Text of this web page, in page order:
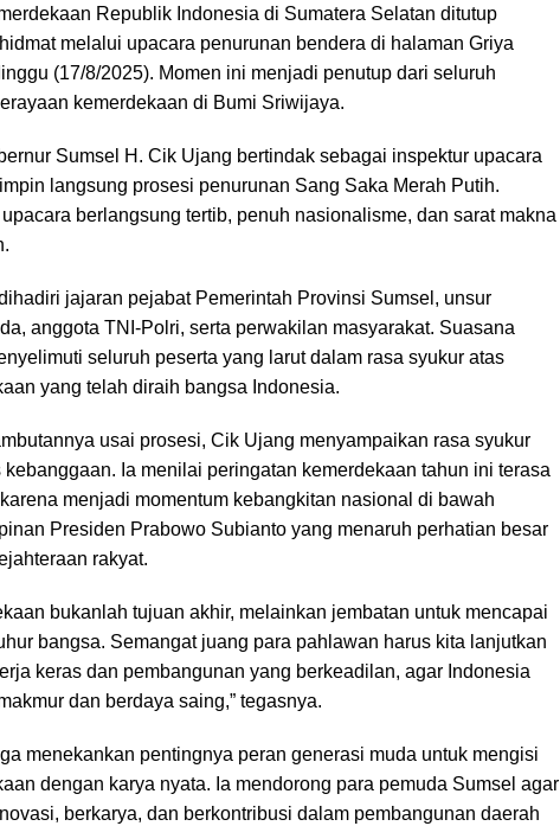
Republik Indonesia di Sumatera Selatan ditutup
melalui upacara penurunan bendera di halaman Griya
(17/8/2025). Momen ini menjadi penutup dari seluruh
kemerdekaan di Bumi Sriwijaya.
Sumsel H. Cik Ujang bertindak sebagai inspektur upacara
langsung prosesi penurunan Sang Saka Merah Putih.
berlangsung tertib, penuh nasionalisme, dan sarat makna
jajaran pejabat Pemerintah Provinsi Sumsel, unsur
anggota TNI-Polri, serta perwakilan masyarakat. Suasana
seluruh peserta yang larut dalam rasa syukur atas
yang telah diraih bangsa Indonesia.
usai prosesi, Cik Ujang menyampaikan rasa syukur
Ia menilai peringatan kemerdekaan tahun ini terasa
menjadi momentum kebangkitan nasional di bawah
Presiden Prabowo Subianto yang menaruh perhatian besar
rakyat.
bukanlah tujuan akhir, melainkan jembatan untuk mencapai
bangsa. Semangat juang para pahlawan harus kita lanjutkan
keras dan pembangunan yang berkeadilan, agar Indonesia
dan berdaya saing,” tegasnya.
menekankan pentingnya peran generasi muda untuk mengisi
dengan karya nyata. Ia mendorong para pemuda Sumsel agar
berkarya, dan berkontribusi dalam pembangunan daerah